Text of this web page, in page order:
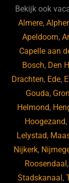
b
o
o
k
ky
Bekijk ook
Almere,
Apeldoorn,
Capelle aan
Bosch, Den
Drachten, Ede,
Gouda,
Helmond,
Hoogezand,
Lelystad,
Nijkerk,
Roosendaal ,
Stadskanaal ,